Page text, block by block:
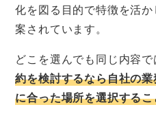
化を図る目的で特徴を活
案されています。
どこを選んでも同じ内容で
約を検討するなら自社の
に合った場所を選択する